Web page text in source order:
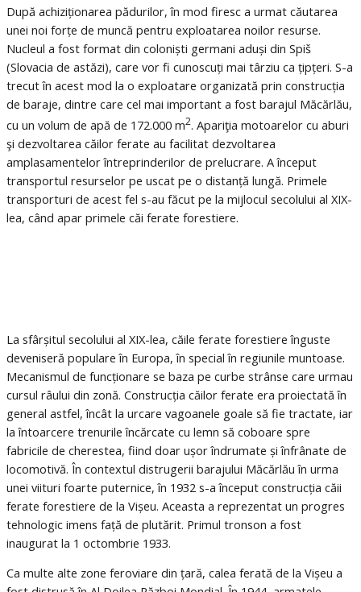
După achiziționarea pădurilor, în mod firesc a urmat căutarea
unei noi forțe de muncă pentru exploatarea noilor resurse.
Nucleul a fost format din coloniști germani aduși din Spiš
(Slovacia de astăzi), care vor fi cunoscuți mai târziu ca țipțeri. S-a
trecut în acest mod la o exploatare organizată prin construcția
de baraje, dintre care cel mai important a fost barajul Măcărlău,
cu un volum de apă de 172.000 m2. Apariţia motoarelor cu aburi
şi dezvoltarea căilor ferate au facilitat dezvoltarea
amplasamentelor întreprinderilor de prelucrare. A început
transportul resurselor pe uscat pe o distanță lungă. Primele
transporturi de acest fel s-au făcut pe la mijlocul secolului al XIX-
lea, când apar primele căi ferate forestiere.
La sfârșitul secolului al XIX-lea, căile ferate forestiere înguste
deveniseră populare în Europa, în special în regiunile muntoase.
Mecanismul de funcționare se baza pe curbe strânse care urmau
cursul râului din zonă. Construcția căilor ferate era proiectată în
general astfel, încât la urcare vagoanele goale să fie tractate, iar
la întoarcere trenurile încărcate cu lemn să coboare spre
fabricile de cherestea, fiind doar ușor îndrumate și înfrânate de
locomotivă. În contextul distrugerii barajului Măcărlău în urma
unei viituri foarte puternice, în 1932 s-a început construcția căii
ferate forestiere de la Vișeu. Aceasta a reprezentat un progres
tehnologic imens față de plutărit. Primul tronson a fost
inaugurat la 1 octombrie 1933.
Ca multe alte zone feroviare din țară, calea ferată de la Vișeu a